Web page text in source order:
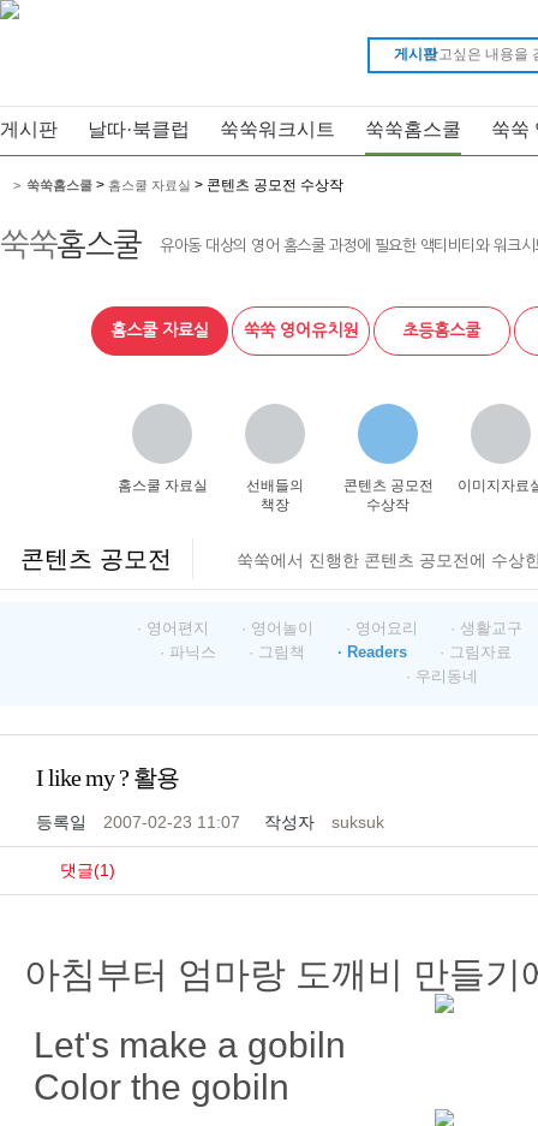
게시판
게시판 날따·북클럽 쑥쑥워크시트 쑥쑥홈스쿨 쑥쑥
쑥쑥홈스쿨 유아동 대상의 영어 홈스쿨 과정에 필요한 액티비티와 워크
> 쑥쑥홈스쿨 > 홈스쿨 자료실 > 콘텐츠 공모전 수상작
홈스쿨 자료실 쑥쑥 영어유치원 초등홈스쿨
홈스쿨 자료실
선배들의
책장
콘텐츠 공모전
수상작
이미지자료
콘텐츠 공모전 쑥쑥에서 진행한 콘텐츠 공모전에 수상
· 영어편지 · 영어놀이 · 영어요리
· 생활교구
· 파닉스
· 그림책 · Readers
· 그림자료
· 우리동네
I like my ? 활용
등록일 2007-02-23 11:07 작성자 suksuk
댓글(1)
아침부터 엄마랑 도깨비 만들기
Let's make a gobiln
Color the gobiln